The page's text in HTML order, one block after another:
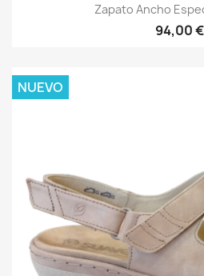
Zapato Ancho
94,00 €
NUEVO